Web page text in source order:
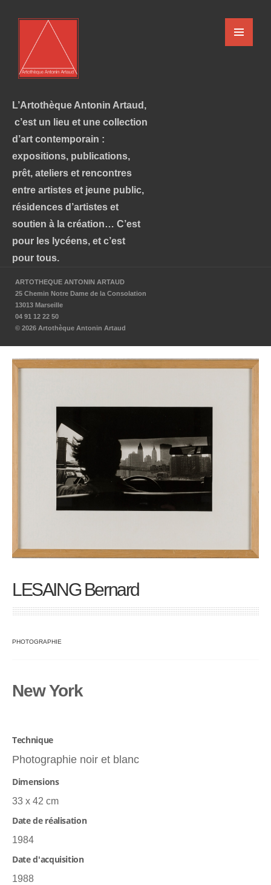
L’Artothèque Antonin Artaud,
c’est un lieu et une collection
d’art contemporain :
expositions, publications,
prêt, ateliers et rencontres
entre artistes et jeune public,
résidences d’artistes et
soutien à la création… C’est
pour les lycéens, et c’est
pour tous.
ARTOTHEQUE ANTONIN ARTAUD
25 Chemin Notre Dame de la Consolation
13013 Marseille
04 91 12 22 50
© 2026 Artothèque Antonin Artaud
LESAING Bernard
PHOTOGRAPHIE
New York
Technique
Photographie noir et blanc
Dimensions
33 x 42 cm
Date de réalisation
1984
Date d'acquisition
1988